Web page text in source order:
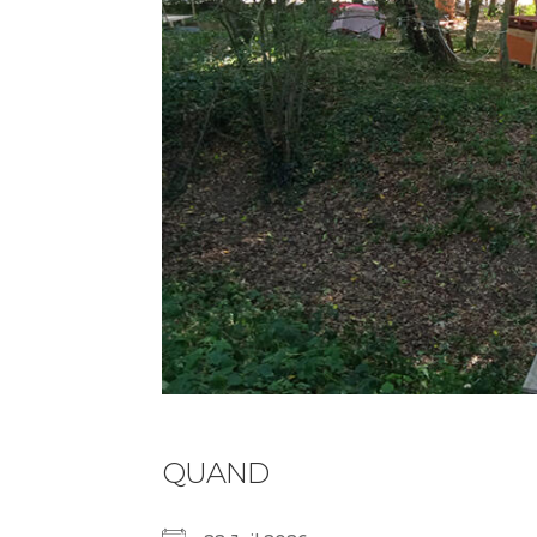
QUAND